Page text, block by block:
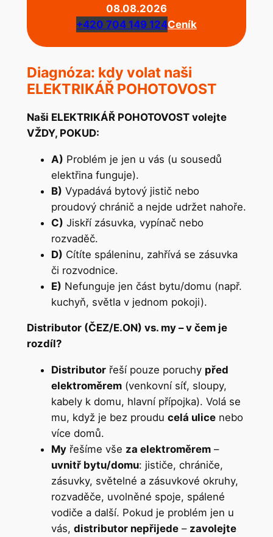
08.08.2026
+420 704 149 124Ceník
Diagnóza: kdy volat naši
ELEKTRIKÁŘ POHOTOVOST
Naši ELEKTRIKÁŘ POHOTOVOST volejte
VŽDY, POKUD:
A) Problém je jen u vás (u sousedů
elektřina funguje).
B) Vypadává bytový jistič nebo
proudový chránič a nejde udržet nahoře.
C) Jiskří zásuvka, vypínač nebo
rozvaděč.
D) Cítíte spáleninu, zahřívá se zásuvka
či rozvodnice.
E) Nefunguje jen část bytu/domu (např.
kuchyň, světla v jednom pokoji).
Distributor (ČEZ/E.ON) vs. my – v čem je
rozdíl?
Distributorřeší pouze poruchy před
elektroměrem(venkovní síť, sloupy,
kabely k domu, hlavní přípojka). Volá se
mu, když je bez proudu celá ulicenebo
více domů.
Myřešíme vše za elektroměrem–
uvnitř bytu/domu: jističe, chrániče,
zásuvky, světelné a zásuvkové okruhy,
rozvaděče, uvolněné spoje, spálené
vodiče a další. Pokud je problém jen u
vás, distributor nepřijede– zavolejte